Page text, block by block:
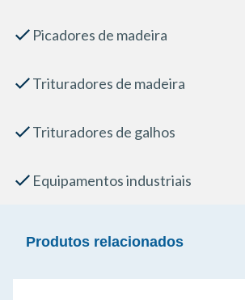
Picadores de madeira
Trituradores de madeira
Trituradores de galhos
Equipamentos industriais
Produtos relacionados